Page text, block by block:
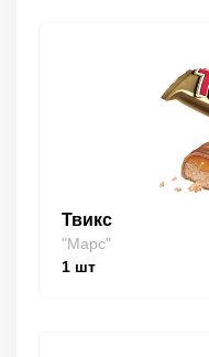
Твикс
"Марс"
1 шт